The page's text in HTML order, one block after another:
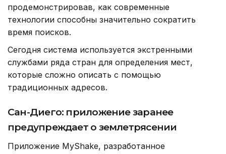
продемонстрировав, как современные
технологии способны значительно сократить
время поисков.
Сегодня система используется экстренными
службами ряда стран для определения мест,
которые сложно описать с помощью
традиционных адресов.
Сан-Диего: приложение заранее
предупреждает о землетрясении
Приложение MyShake, разработанное